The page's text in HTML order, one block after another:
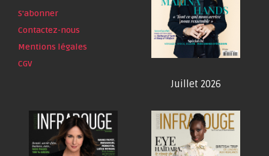
S'abonner
Contactez-nous
Mentions légales
CGV
Juillet 2026